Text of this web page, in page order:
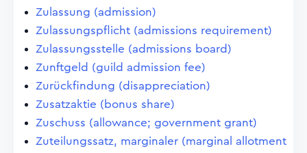
Zulassung (admission)
Zulassungspflicht (admissions requirement)
Zulassungsstelle (admissions board)
Zunftgeld (guild admission fee)
Zurückfindung (disappreciation)
Zusatzaktie (bonus share)
Zuschuss (allowance; government grant)
Zuteilungssatz, marginaler (marginal allotment